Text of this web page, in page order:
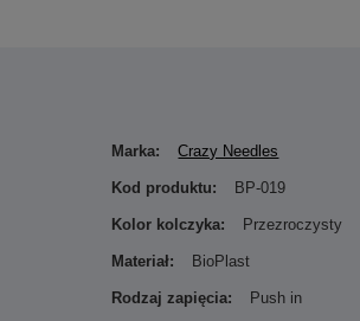
Marka: Crazy Needles
Kod produktu: BP-019
Kolor kolczyka: Przezroczysty
Materiał: BioPlast
Rodzaj zapięcia: Push in